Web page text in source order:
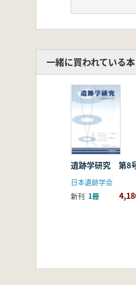
樺崎寺跡
史跡大内氏
醍醐寺三宝
(補論)発掘
特集2 災害/
古地図と災
災害と地
地盤変状
自然災害と
東日本大
文化財ド
名勝として
海と生きる
台風12号
一緒に買われている本
遺跡学研究 第8
日本遺跡学会
新刊 1冊